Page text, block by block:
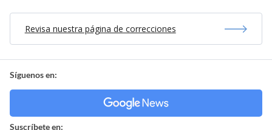
Revisa nuestra página de correcciones
Síguenos en:
Suscríbete en: